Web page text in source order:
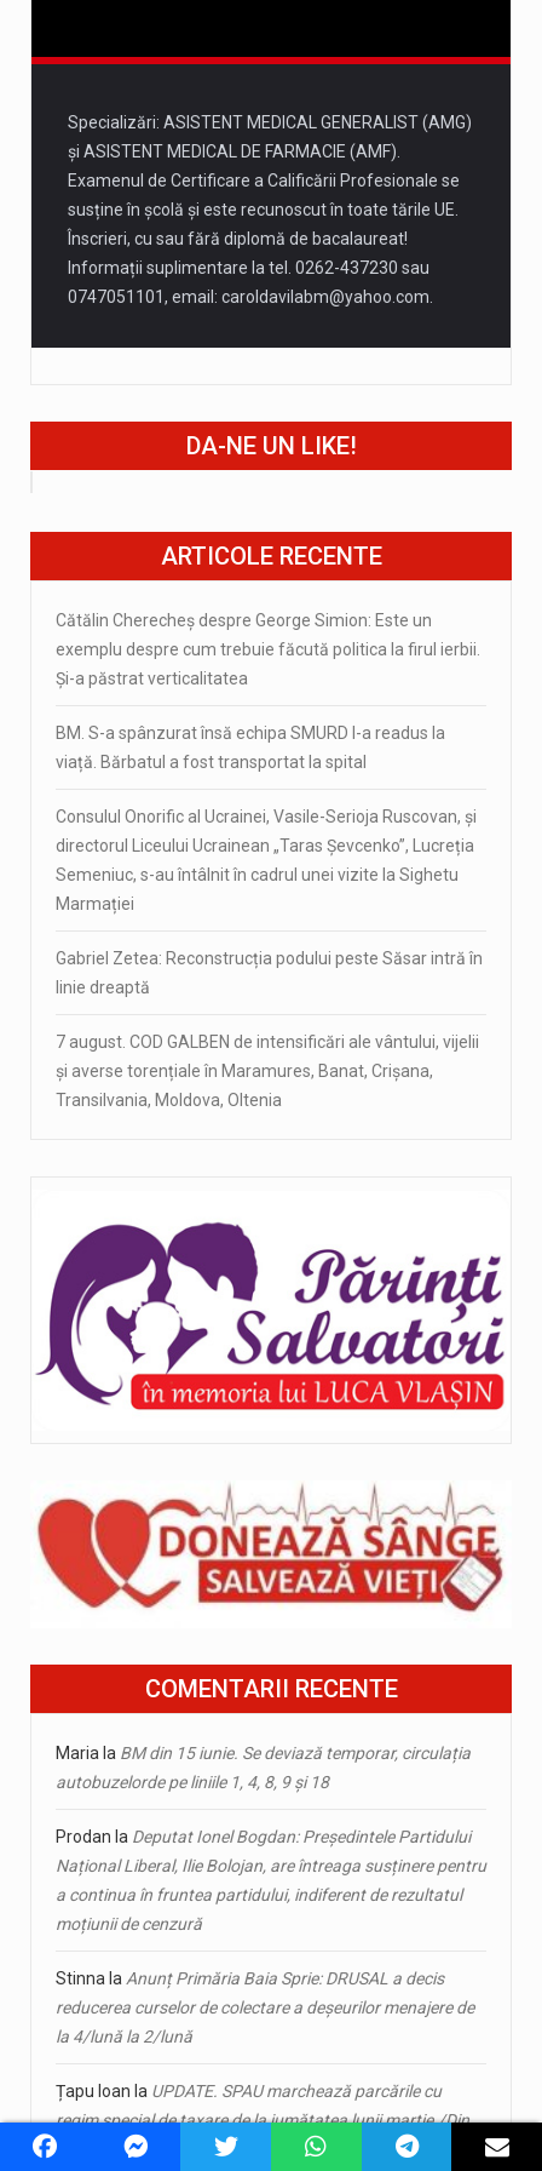
Specializări: ASISTENT MEDICAL GENERALIST (AMG)
și ASISTENT MEDICAL DE FARMACIE (AMF).
Examenul de Certificare a Calificării Profesionale se
susține în școlă și este recunoscut în toate tările UE.
Înscrieri, cu sau fără diplomă de bacalaureat!
Informații suplimentare la tel. 0262-437230 sau
0747051101, email: caroldavilabm@yahoo.com
DA-NE UN LIKE!
ARTICOLE RECENTE
Cătălin Cherecheș despre George Simion: Este un
exemplu despre cum trebuie făcută politica la firul ierbii.
Și-a păstrat verticalitatea
BM. S-a spânzurat însă echipa SMURD l-a readus la
viață. Bărbatul a fost transportat la spital
Consulul Onorific al Ucrainei, Vasile-Serioja Ruscovan, și
directorul Liceului Ucrainean „Taras Șevcenko”, Lucreția
Semeniuc, s-au întâlnit în cadrul unei vizite la Sighetu
Marmației
Gabriel Zetea: Reconstrucția podului peste Săsar intră în
linie dreaptă
7 august. COD GALBEN de intensificări ale vântului, vijelii
și averse torențiale în Maramures, Banat, Crișana,
Transilvania, Moldova, Oltenia
COMENTARII RECENTE
Maria la BM din 15 iunie. Se deviază temporar, circulația
autobuzelorde pe liniile 1, 4, 8, 9 și 18
Prodan la Deputat Ionel Bogdan: Președintele Partidului
Național Liberal, Ilie Bolojan, are întreaga susținere pentru
a continua în fruntea partidului, indiferent de rezultatul
moțiunii de cenzură
Stinna la Anunț Primăria Baia Sprie: DRUSAL a decis
reducerea curselor de colectare a deșeurilor menajere de
la 4/lună la 2/lună
Țapu Ioan la UPDATE. SPAU marchează parcările cu
regim special de taxare de la jumătatea lunii martie./Din
2026, șoferii nu-și mai pot ”uita” autoturismele în